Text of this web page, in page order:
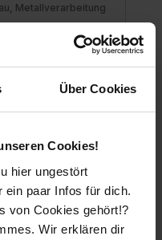
Über Cookies
Cookies!
hier ungestört
ein paar Infos für dich.
von Cookies gehört!?
Wir erklären dir
Metallverarbeitung
GmbH
in der Produktion
bis zu 160
Erfahrung und
an unseren beiden
Stuttgart) und